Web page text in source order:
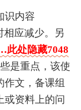
识内容
相应减少。另
处隐藏7048
是重点，该使
作文，备课组
或资料上的问